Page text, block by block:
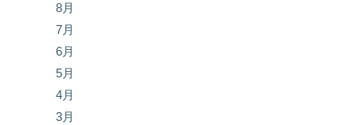
8月
7月
6月
5月
4月
3月